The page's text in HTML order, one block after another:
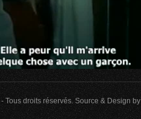
- Tous droits réservés. Source & Design by